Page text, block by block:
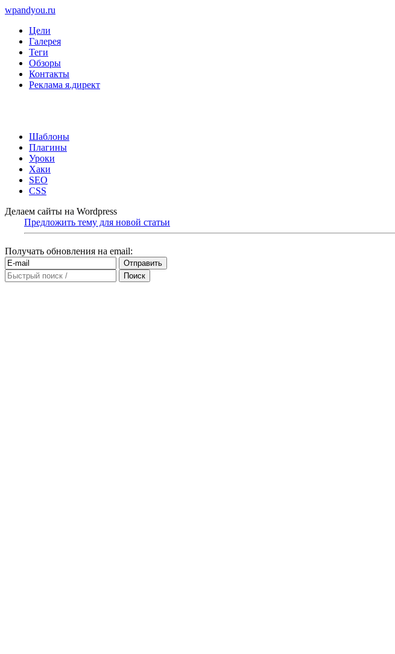
wpandyou.ru
Цели
Галерея
Теги
Обзоры
Контакты
Реклама я.директ
Шаблоны
Плагины
Уроки
Хаки
SEO
CSS
Делаем сайты на Wordpress
Предложить тему для новой статьи
Получать обновления на email: